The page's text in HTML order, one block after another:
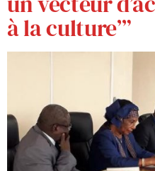
à la culture’”